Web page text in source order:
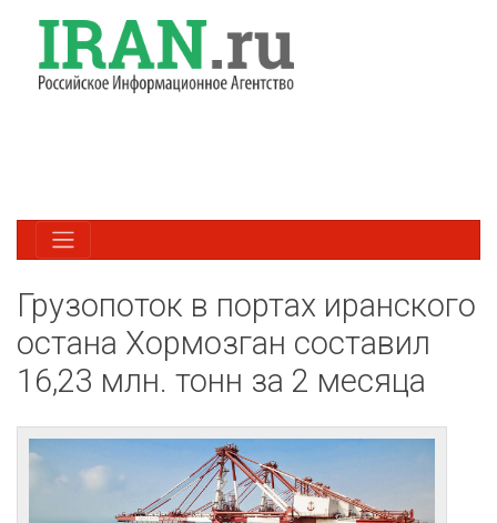
Грузопоток в портах иранского
остана Хормозган составил
16,23 млн. тонн за 2 месяца